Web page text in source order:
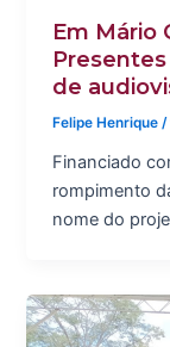
Em Mário
de
Felipe Henrique/
Financiado
rompimento
nome do